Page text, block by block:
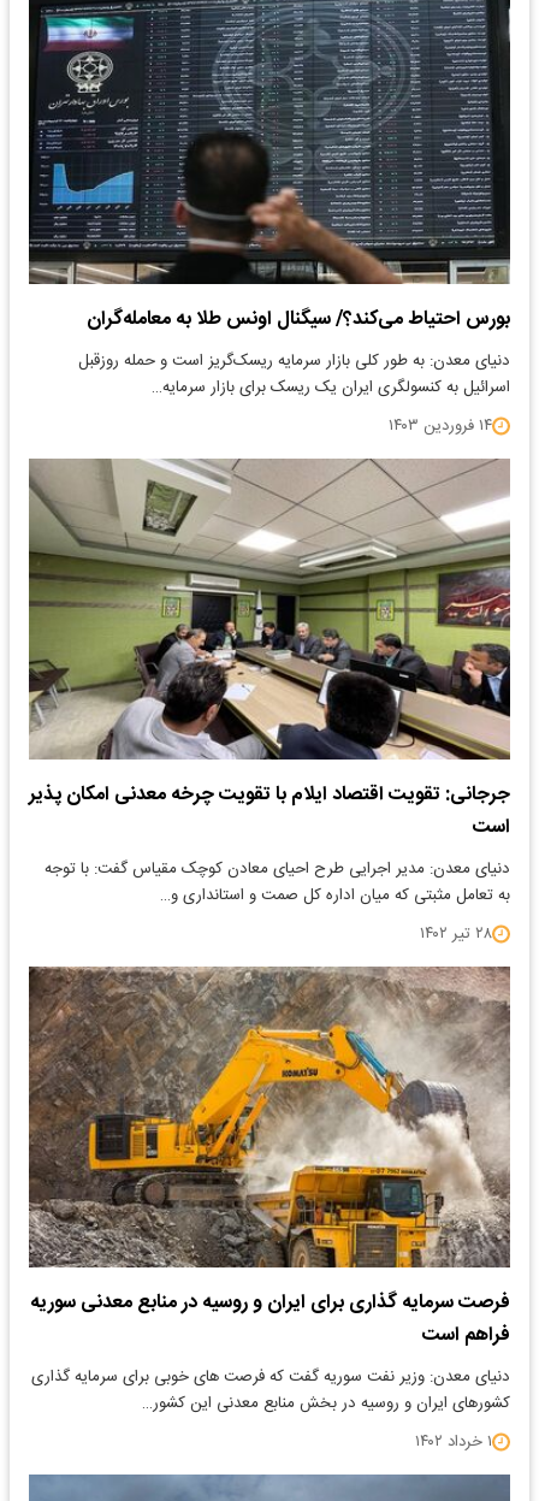
بورس احتیاط می‌کند؟/ سیگنال اونس طلا به معامله‌گران
دنیای معدن: به طور کلی بازار سرمایه ریسک‌گریز است و حمله روزقبل
اسرائیل به کنسولگری ایران یک ریسک برای بازار سرمایه…
۱۴ فروردین ۱۴۰۳
جرجانی: تقویت اقتصاد ایلام با تقویت چرخه معدنی امکان پذیر
است
دنیای معدن: مدیر اجرایی طرح احیای معادن کوچک مقیاس گفت: با توجه
به تعامل مثبتی که میان اداره کل صمت و استانداری و…
۲۸ تیر ۱۴۰۲
فرصت سرمایه گذاری برای ایران و روسیه در منابع معدنی سوریه
فراهم است
دنیای معدن: وزیر نفت سوریه گفت که فرصت های خوبی برای سرمایه گذاری
کشورهای ایران و روسیه در بخش منابع معدنی این کشور…
۱ خرداد ۱۴۰۲